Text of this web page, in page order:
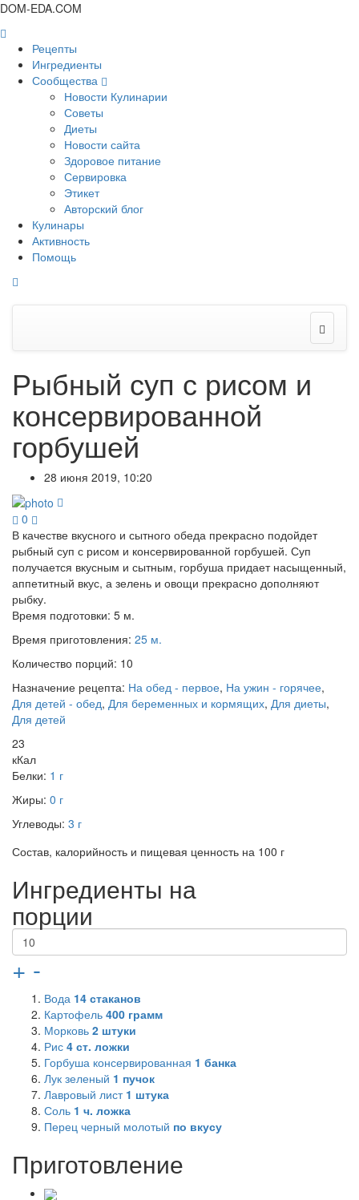
DOM-EDA.COM
Рецепты
Ингредиенты
Сообщества
Новости Кулинарии
Советы
Диеты
Новости сайта
Здоровое питание
Сервировка
Этикет
Авторский блог
Кулинары
Активность
Помощь
Рыбный суп с рисом и
консервированной
горбушей
28 июня 2019, 10:20
0
В качестве вкусного и сытного обеда прекрасно подойдет
рыбный суп с рисом и консервированной горбушей. Суп
получается вкусным и сытным, горбуша придает насыщенный,
аппетитный вкус, а зелень и овощи прекрасно дополняют
рыбку.
Время подготовки: 5 м.
Время приготовления: 25 м.
Количество порций: 10
Назначение рецепта: На обед - первое, На ужин - горячее,
Для детей - обед, Для беременных и кормящих, Для диеты,
Для детей
23
кКал
Белки: 1 г
Жиры: 0 г
Углеводы: 3 г
Состав, калорийность и пищевая ценность на 100 г
Ингредиенты на
порции
+ -
Вода 14 стаканов
Картофель 400 грамм
Морковь 2 штуки
Рис 4 ст. ложки
Горбуша консервированная 1 банка
Лук зеленый 1 пучок
Лавровый лист 1 штука
Соль 1 ч. ложка
Перец черный молотый по вкусу
Приготовление